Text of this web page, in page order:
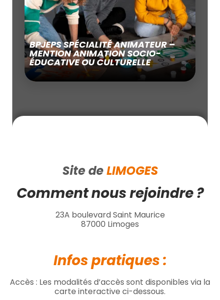
BPJEPS SPÉCIALITÉ ANIMATEUR –
MENTION ANIMATION SOCIO-
ÉDUCATIVE OU CULTURELLE
Site deLIMOGES
Comment nous rejoindre ?
23A boulevard Saint Maurice
87000 Limoges
Infos pratiques :
Accès : Les modalités d’accès sont disponibles via la
carte interactive ci-dessous.